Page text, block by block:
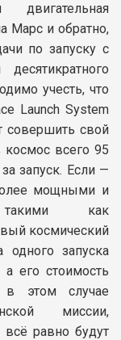
двигательная
Марс и обратно,
по запуску с
учесть, что
Launch System
совершить свой
всего 95
запуск. Если —
мощными и
такими как
космический
одного запуска
его стоимость
этом случае
миссии,
равно будут